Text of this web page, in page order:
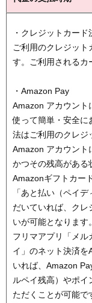
・クレジットカード
ご利用のクレジット
す。ご利用されるカ
・Amazon Pay
Amazon アカウント
使って簡単・安全に
法はご利用のクレジ
Amazon アカウント
かつその残高がある
Amazonギフトカー
「あと払い（ペイ
だいていれば、ク
いが可能となります。
フリマアプリ「メ
イ」のネット決済を
いれば、Amazon
ルペイ残高）やポ
ただくことが可能で